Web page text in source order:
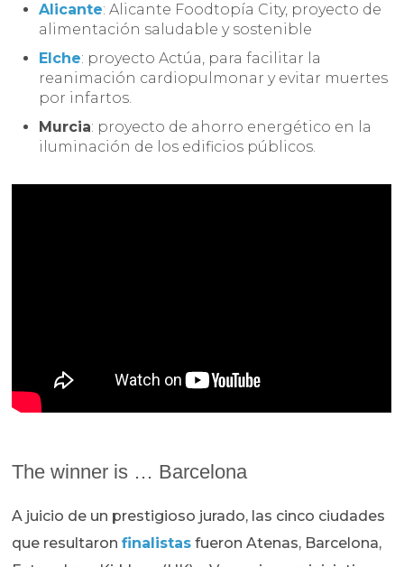
Alicante: Alicante Foodtopía City, proyecto de
alimentación saludable y sostenible
Elche: proyecto Actúa, para facilitar la
reanimación cardiopulmonar y evitar muertes
por infartos.
Murcia: proyecto de ahorro energético en la
iluminación de los edificios públicos.
The winner is … Barcelona
A juicio de un prestigioso jurado, las cinco ciudades
que resultaronfinalistas fueron Atenas, Barcelona,